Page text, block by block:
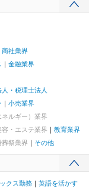
商社業界
金融業界
・税理士法人
小売業界
ルギー）業界
容・エステ業界
教育業界
葬祭業界 その他
クス勤務
英語を活かす